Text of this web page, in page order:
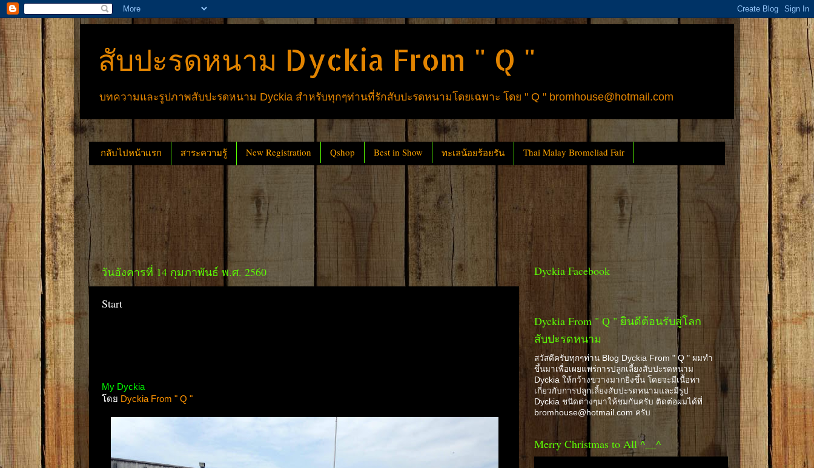
สับปะรดหนาม Dyckia From " Q "
บทความและรูปภาพสับปะรดหนาม Dyckia สำหรับทุกๆท่านที่รักสับปะรดหนามโดยเฉพาะ โดย " Q " bromhouse@hotmail.com
กลับไปหน้าแรก สาระความรู้ New Registration Qshop Best in Show ทะเลน้อยร้อยรัน Thai Malay Bromeliad Fair
วันอังคารที่ 14 กุมภาพันธ์ พ.ศ. 2560
Start
My Dyckia
โดย Dyckia From " Q "
Dyckia Facebook
Dyckia From " Q " ยินดีต้อนรับสู่โลก
สับปะรดหนาม
สวัสดีครับทุกๆท่าน Blog Dyckia From " Q " ผมทำ
ขึ้นมาเพื่อเผยแพร่การปลูกเลี้ยงสับปะรดหนาม
Dyckia ให้กว้างขวางมากยิ่งขึ้น โดยจะมีเนื้อหา
เกี่ยวกับการปลูกเลี้ยงสับปะรดหนามและมีรูป
Dyckia ชนิดต่างๆมาให้ชมกันครับ ติดต่อผมได้ที่
bromhouse@hotmail.com ครับ
Merry Christmas to All ^__^